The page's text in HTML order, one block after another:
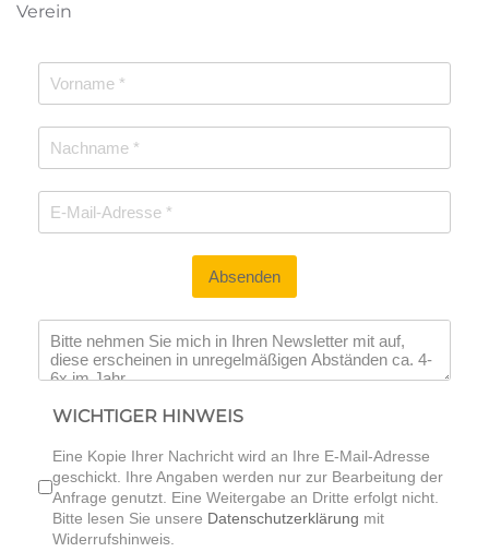
Verein
Absenden
WICHTIGER HINWEIS
Eine Kopie Ihrer Nachricht wird an Ihre E-Mail-Adresse
geschickt. Ihre Angaben werden nur zur Bearbeitung der
Anfrage genutzt. Eine Weitergabe an Dritte erfolgt nicht.
Bitte lesen Sie unsere Datenschutzerklärung mit
Widerrufshinweis.